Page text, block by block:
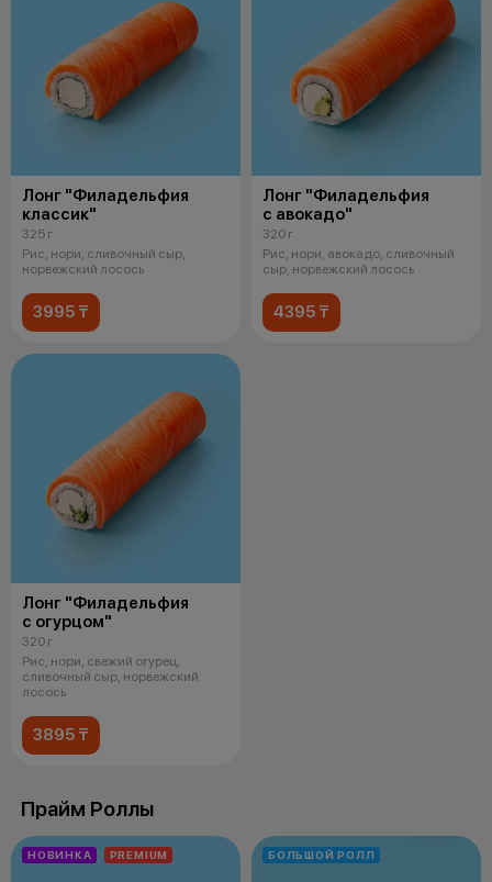
Лонг "Филадельфия
классик"
325 г
Рис, нори, сливочный сыр,
норвежский лосось
3995 ₸
Лонг "Филадельфия
с авокадо"
320 г
Рис, нори, авокадо, сливочный
сыр, норвежский лосось
4395 ₸
Лонг "Филадельфия
с огурцом"
320 г
Рис, нори, свежий огурец,
сливочный сыр, норвежский
лосось
3895 ₸
Прайм Роллы
НОВИНКА PREMIUM БОЛЬШОЙ РОЛЛ